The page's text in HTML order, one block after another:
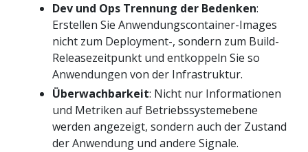
Dev und Ops Trennung der Bedenken:
Erstellen Sie Anwendungscontainer-Images
nicht zum Deployment-, sondern zum Build-
Releasezeitpunkt und entkoppeln Sie so
Anwendungen von der Infrastruktur.
Überwachbarkeit: Nicht nur Informationen
und Metriken auf Betriebssystemebene
werden angezeigt, sondern auch der Zustand
der Anwendung und andere Signale.